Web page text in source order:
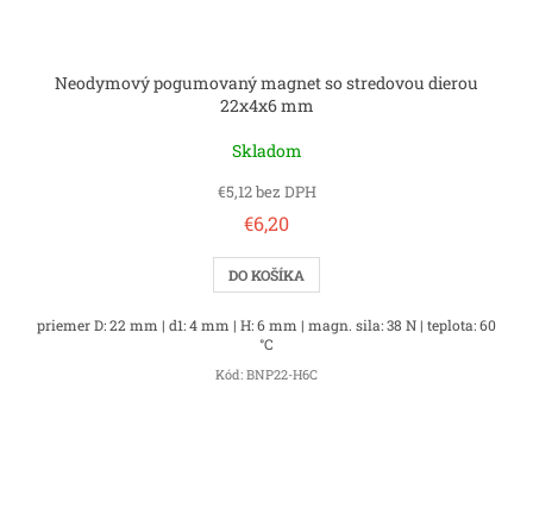
Neodymový pogumovaný magnet so stredovou dierou
22x4x6 mm
Skladom
€5,12 bez DPH
€6,20
DO KOŠÍKA
priemer D: 22 mm | d1: 4 mm | H: 6 mm | magn. sila: 38 N | teplota: 60
°C
Kód: BNP22-H6C